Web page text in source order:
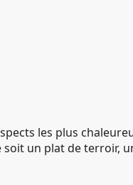
les plus
un plat de terroir,